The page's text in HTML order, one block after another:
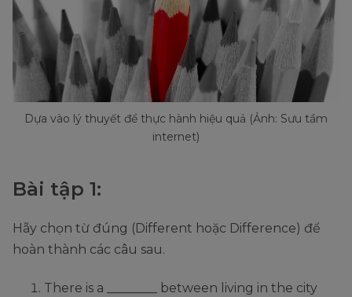
Dựa vào lý thuyết để thực hành hiệu quả (Ảnh: Sưu tầm
internet)
Bài tập 1:
Hãy chọn từ đúng (Different hoặc Difference) để
hoàn thành các câu sau.
There is a ________ between living in the city